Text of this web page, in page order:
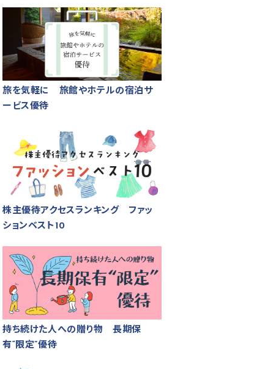
旅を気軽に 旅館やホテルの宿泊サ
ービス優待
株主優待アクセスランキング ファッ
ションベスト10
持ち続けた人への贈り物 長期保
有“限定”優待